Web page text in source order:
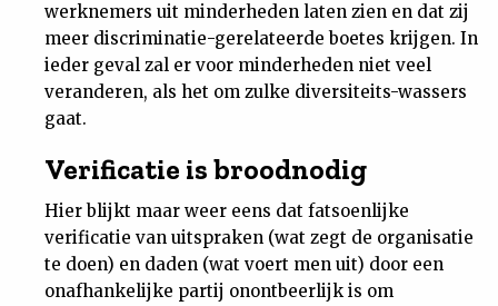
werknemers uit minderheden laten zien en dat zij
meer discriminatie-gerelateerde boetes krijgen. In
ieder geval zal er voor minderheden niet veel
veranderen, als het om zulke diversiteits-wassers
gaat.
Verificatie is broodnodig
Hier blijkt maar weer eens dat fatsoenlijke
verificatie van uitspraken (wat zegt de organisatie
te doen) en daden (wat voert men uit) door een
onafhankelijke partij onontbeerlijk is om